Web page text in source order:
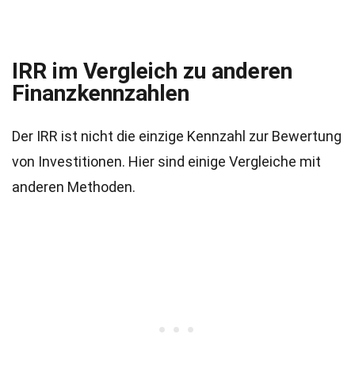
IRR im Vergleich zu anderen
Finanzkennzahlen
Der IRR ist nicht die einzige Kennzahl zur Bewertung
von Investitionen. Hier sind einige Vergleiche mit
anderen Methoden.